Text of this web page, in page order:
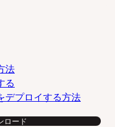
法
る
プロイする方法
ロード